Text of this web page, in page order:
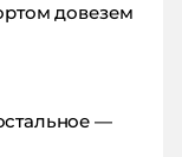
довезем
—